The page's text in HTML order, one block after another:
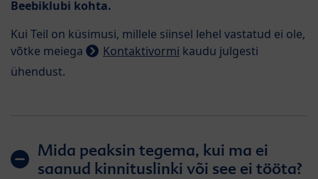
Beebiklubi kohta.
Kui Teil on küsimusi, millele siinsel lehel vastatud ei ole,
võtke meiega
Kontaktivormi kaudu julgesti
ühendust.
Mida peaksin tegema, kui ma ei
saanud kinnituslinki või see ei tööta?